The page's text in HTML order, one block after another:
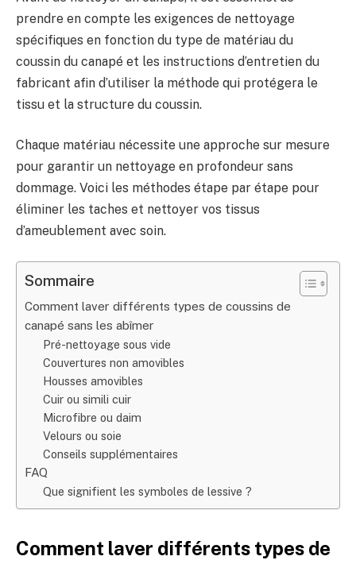
prendre en compte les exigences de nettoyage
spécifiques en fonction du type de matériau du
coussin du canapé et les instructions d’entretien du
fabricant afin d’utiliser la méthode qui protégera le
tissu et la structure du coussin.
Chaque matériau nécessite une approche sur mesure
pour garantir un nettoyage en profondeur sans
dommage. Voici les méthodes étape par étape pour
éliminer les taches et nettoyer vos tissus
d’ameublement avec soin.
Sommaire
Comment laver différents types de coussins de
canapé sans les abîmer
Pré-nettoyage sous vide
Couvertures non amovibles
Housses amovibles
Cuir ou simili cuir
Microfibre ou daim
Velours ou soie
Conseils supplémentaires
FAQ
Que signifient les symboles de lessive ?
Comment laver différents types de